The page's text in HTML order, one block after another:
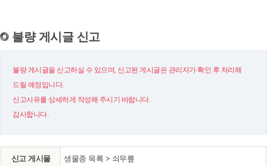
불량 게시글 신고
불량 게시글을 신고하실 수 있으며, 신고된 게시글은 관리자가 확인 후 처리해
드릴 예정입니다.
신고사유를 상세하게 작성해 주시기 바랍니다.
감사합니다.
신고 게시물 생물종 목록 > 쇠무릎